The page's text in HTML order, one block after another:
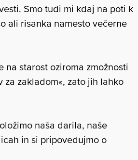
Smo tudi mi kdaj na poti k
ali risanka namesto večerne
na starost oziroma zmožnosti
za zakladom«, zato jih lahko
naša darila, naše
in si pripovedujmo o